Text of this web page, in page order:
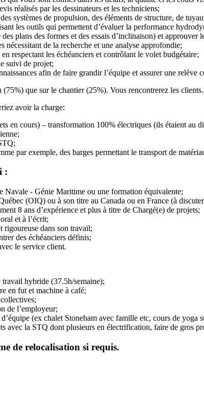
réalisés par les dessinateurs et les techniciens;
systèmes de propulsion, des éléments de structure, de
les outils qui permettent d’évaluer la performance
plans des formes et des essais d’inclinaison) et approuver
nécessitant de la recherche et une analyse approfondie;
respectant les échéanciers et contrôlant le volet budgétaire;
suivi de projet;
afin de faire grandir l’équipe et assurer une relève
que sur le chantier (25%). Vous rencontrerez les clients.
avoir la charge:
en cours) – transformation 100% électriques (ils étaient au
par exemple, des barges permettant le transport de
:
Navale - Génie Maritime ou une formation équivalente;
(OIQ) ou à son titre au Canada ou en France (à
8 ans d’expérience et plus à titre de Chargé(e) de projets;
et à l’écrit;
rigoureuse dans son travail;
des échéanciers définis;
le service client.
hybride (37.5h/semaine);
en fut et machine à café;
de l’employeur;
(ex chalet Stoneham avec famille etc, cours de yoga
avec la STQ dont plusieurs en électrification, faire de gros
de relocalisation si requis.